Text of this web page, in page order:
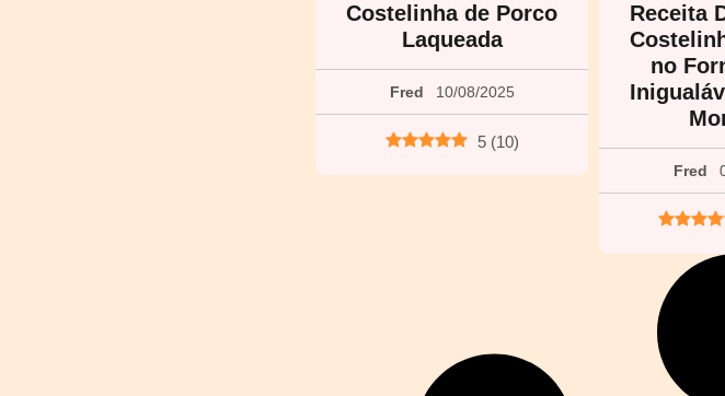
Costelinha de Porco
Laqueada
Fred 10/08/2025
5 (10)
Receita
no
Fred